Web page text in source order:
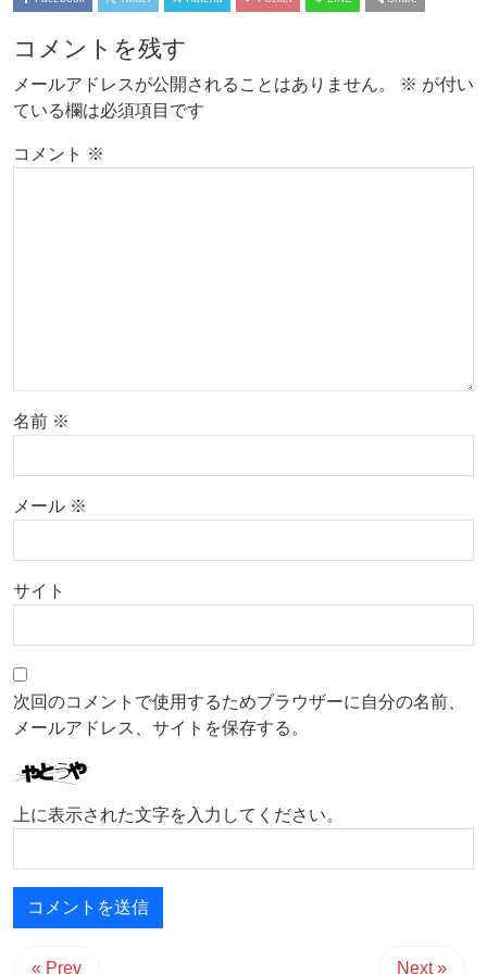
コメントを残す
メールアドレスが公開されることはありません。 ※ が付い
ている欄は必須項目です
コメント ※
名前 ※
メール ※
サイト
次回のコメントで使用するためブラウザーに自分の名前、
メールアドレス、サイトを保存する。
上に表示された文字を入力してください。
« Prev Next »